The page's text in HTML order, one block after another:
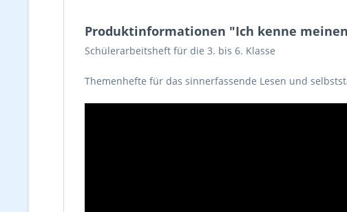
Produktinformationen "Ich kenne
Schülerarbeitsheft für die 3. bis 6. Klasse
Themenhefte für das sinnerfassende Lesen und